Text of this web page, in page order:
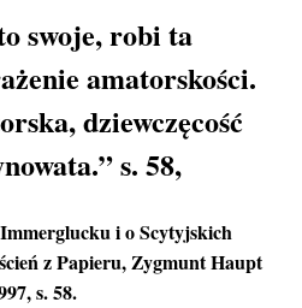
swoje, robi ta
amatorskości.
dziewczęcość
s. 58,
i o Scytyjskich
z Papieru, Zygmunt Haupt
s. 58.